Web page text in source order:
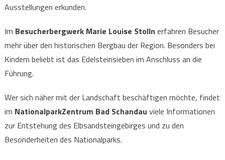
Ausstellungen erkunden.
Im Besucherbergwerk Marie Louise Stolln erfahren Besucher
mehr über den historischen Bergbau der Region. Besonders bei
Kindern beliebt ist das Edelsteinsieben im Anschluss an die
Führung.
Wer sich näher mit der Landschaft beschäftigen möchte, findet
im NationalparkZentrum Bad Schandau viele Informationen
zur Entstehung des Elbsandsteingebirges und zu den
Besonderheiten des Nationalparks.